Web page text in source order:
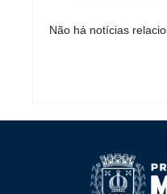
Não há notícias